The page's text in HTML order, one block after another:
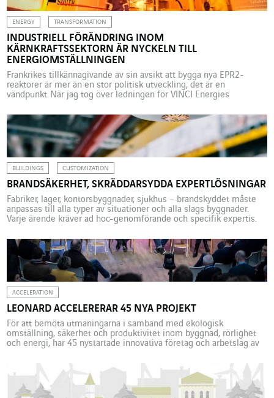
ENERGY TRANSFORMATION
INDUSTRIELL FÖRÄNDRING INOM
KÄRNKRAFTSSEKTORN ÄR NYCKELN TILL
ENERGIOMSTÄLLNINGEN
Frankrikes tillkännagivande av sin avsikt att bygga nya EPR2-
reaktorer är mer än en stor politisk utveckling, det är en
vändpunkt. När jag tog över ledningen för VINCI Energies
fortfarande att kärnkraftssektorn skulle osynliggöras. Inom loppet
av två år, på grund av effekten av både klimatkrisen och trycket på
energimarknaden, […]
BUILDINGS CUSTOMIZATION
BRANDSÄKERHET, SKRÄDDARSYDDA EXPERTLÖSNINGAR
Fabriker, lager, kontorsbyggnader, sjukhus – brandskyddet måste
anpassas till alla typer av situationer och alla slags byggnader.
Varje ärende kräver ad hoc-genomförande och specifik expertis.
oumbärliga för att garantera säkerheten, oavsett om det gäller
fabriker, vårdinrättningar eller kontorsbyggnader.
”Brandbekämpningsutrustning i byggnader, särskilt lager och
logistikcentrum, är föremål för olika […]
ACCELERATION
LEONARD ACCELERERAR 45 NYA PROJEKT
För att bemöta utmaningarna i samband med ekologisk
omställning, säkerhet och produktivitet inom byggnad, rörlighet
och energi, har 45 nystartade innovativa företag och arbetslag av
välkomna dessa 45 nya projekt till Leonard”, förklarar Julien
Villalongue, […]